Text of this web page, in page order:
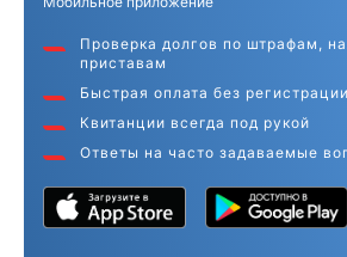
Проверка долгов по штрафам,
приставам
Быстрая оплата без регистрации
Квитанции всегда под рукой
Ответы на часто задаваемые